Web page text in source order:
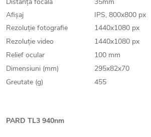
Distanța focală
35mm
Afișaj
IPS, 800x800 px
Rezoluție fotografie
1440x1080 px
Rezoluție video
1440x1080 px
Relief ocular
100 mm
Dimensiuni (mm)
295x82x70
Greutate (g)
455
PARD TL3 940nm